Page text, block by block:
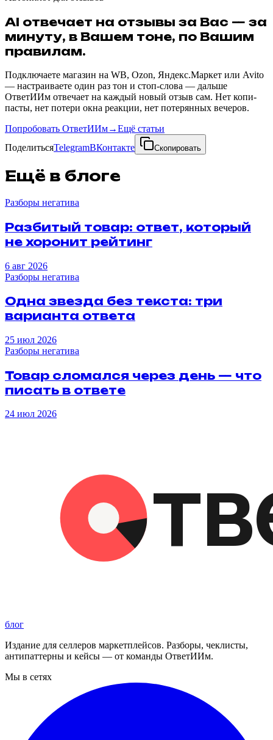
AI отвечает на отзывы за Вас — за
минуту, в Вашем тоне, по Вашим
правилам.
Подключаете магазин на WB, Ozon, Яндекс.Маркет или Avito
— настраиваете один раз тон и стоп-слова — дальше
ОтветИИм отвечает на каждый новый отзыв сам. Нет копи-
пасты, нет потери окна реакции, нет потерянных вечеров.
Попробовать ОтветИИм→Ещё статьи
ПоделитьсяTelegramВКонтакте Скопировать
Ещё в блоге
Разборы негатива
Разбитый товар: ответ, который
не хоронит рейтинг
6 авг 2026
Разборы негатива
Одна звезда без текста: три
варианта ответа
25 июл 2026
Разборы негатива
Товар сломался через день — что
писать в ответе
24 июл 2026
блог
Издание для селлеров маркетплейсов. Разборы, чеклисты,
антипаттерны и кейсы — от команды ОтветИИм.
Мы в сетях